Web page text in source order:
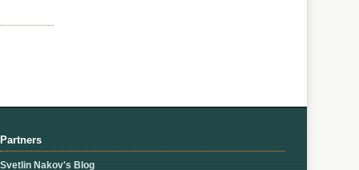
Partners
Svetlin Nakov's Blog